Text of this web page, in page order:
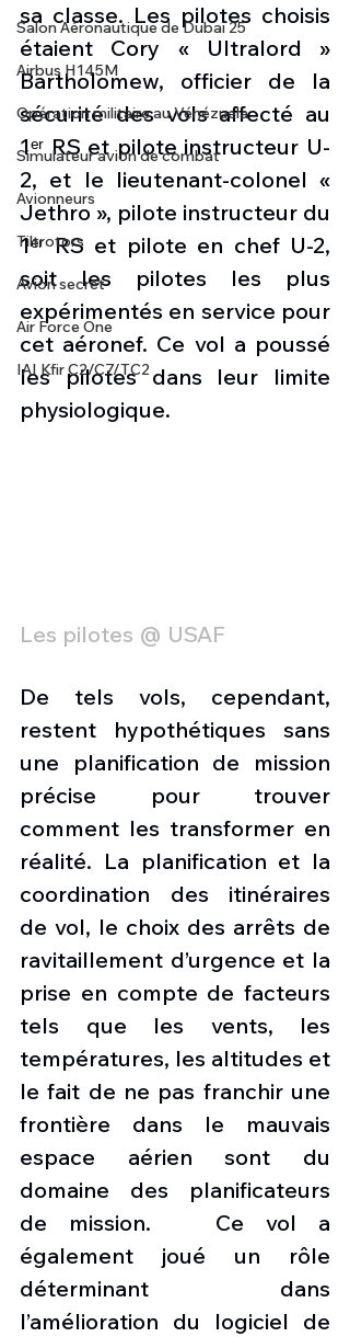
Salon Aéronautique de Dubaï 25
Airbus H145M
Opération militaire au Vénézuela
Simulateur avion de combat
Avionneurs
Tiltrotors
Avion secret
Air Force One
IAI Kfir C2/C7/TC2
sa classe. Les pilotes choisis
étaient Cory « Ultralord »
Bartholomew, officier de la
sécurité des vols affecté au
1ᵉʳ RS et pilote instructeur U-
2, et le lieutenant-colonel «
Jethro », pilote instructeur du
1ᵉʳ RS et pilote en chef U-2,
soit les pilotes les plus
expérimentés en service pour
cet aéronef. Ce vol a poussé
les pilotes dans leur limite
physiologique.
Les pilotes @ USAF
De tels vols, cependant,
restent hypothétiques sans
une planification de mission
précise pour trouver
comment les transformer en
réalité. La planification et la
coordination des itinéraires
de vol, le choix des arrêts de
ravitaillement d’urgence et la
prise en compte de facteurs
tels que les vents, les
températures, les altitudes et
le fait de ne pas franchir une
frontière dans le mauvais
espace aérien sont du
domaine des planificateurs
de mission.   Ce vol a
également joué un rôle
déterminant dans
l’amélioration du logiciel de